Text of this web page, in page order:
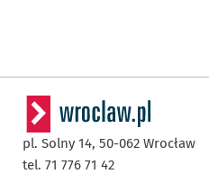
pl. Solny 14, 50-062 Wrocław
tel. 71 776 71 42